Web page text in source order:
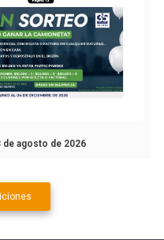
de agosto de 2026